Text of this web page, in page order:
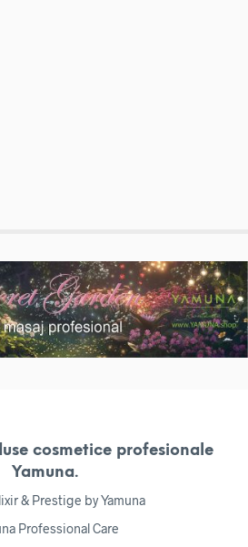
cosmetice profesionale
Yamuna.
& Prestige by Yamuna
Professional Care